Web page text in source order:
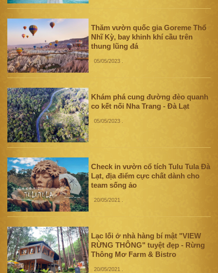
Thăm vườn quốc gia Goreme Thổ
Nhĩ Kỳ, bay khinh khí cầu trên
thung lũng đá
05/05/2023
Khám phá cung đường đèo quanh
co kết nối Nha Trang - Đà Lạt
05/05/2023
Check in vườn cổ tích Tulu Tula Đà
Lạt, địa điểm cực chất dành cho
team sống ảo
20/05/2021
Lạc lối ở nhà hàng bí mật "VIEW
RỪNG THÔNG" tuyệt đẹp - Rừng
Thông Mơ Farm & Bistro
20/05/2021